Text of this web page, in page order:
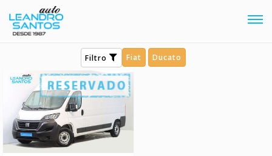
Filtro Fiat Ducato